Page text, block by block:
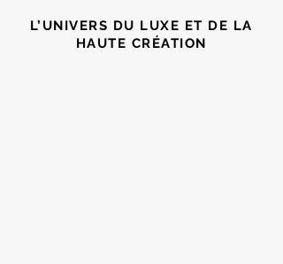
L’UNIVERS DU LUXE ET DE LA
HAUTE CRÉATION